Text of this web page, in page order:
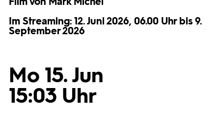
Bilder
Im Streaming: 12. Juni 2026, 06.00 Uhr bis 9.
September 2026
Mo 15. Jun
15:03 Uhr